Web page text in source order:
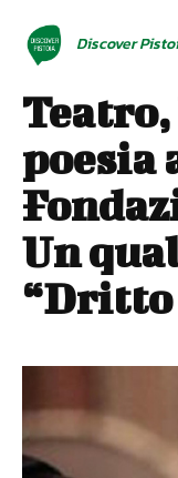
Discover
poesia
Un
“Dritto